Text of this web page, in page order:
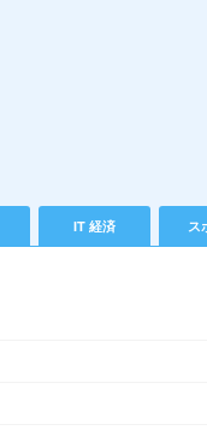
IT 経済 ス